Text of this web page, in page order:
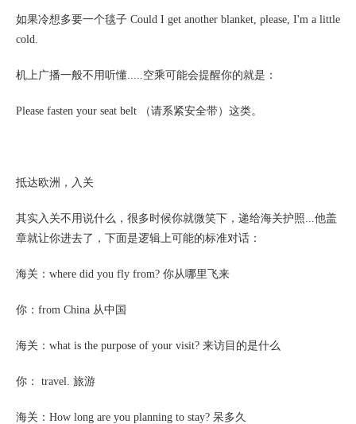
如果冷想多要一个毯子 Could I get another blanket, please, I'm a little
cold.
机上广播一般不用听懂.....空乘可能会提醒你的就是：
Please fasten your seat belt （请系紧安全带）这类。
抵达欧洲，入关
其实入关不用说什么，很多时候你就微笑下，递给海关护照...他盖
章就让你进去了，下面是逻辑上可能的标准对话：
海关： where did you fly from? 你从哪里飞来
你： from China 从中国
海关： what is the purpose of your visit? 来访目的是什么
你： travel. 旅游
海关： How long are you planning to stay? 呆多久